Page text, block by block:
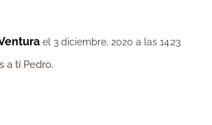
el 3 diciembre, 2020 a las 14:23
a tí Pedro.